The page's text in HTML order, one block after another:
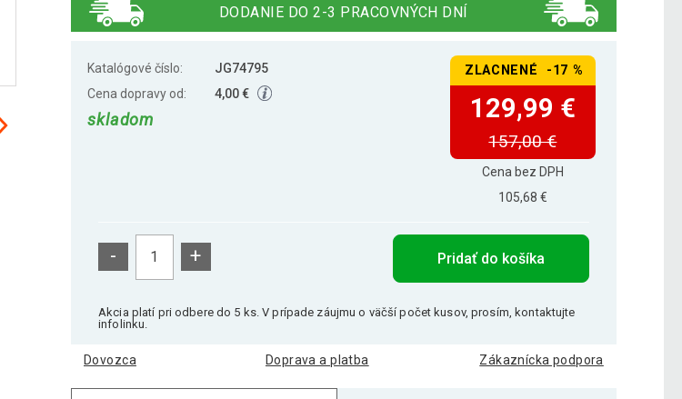
Elektrický zásobník na horúcu vodu 50 l, biely 177,29 €
Elektrický zásobník na horúcu vodu 80 l, biely 219,49 €
DODANIE DO 2-3 PRACOVNÝCH DNÍ
Katalógové číslo:
JG74795
Cena dopravy od:
4,00 €
skladom
ZLACNENÉ -17 %
129,99 €
157,00 €
Cena bez DPH
105,68 €
- + Pridať do košíka
Akcia platí pri odbere do 5 ks. V prípade záujmu o väčší počet kusov, prosím, kontaktujte
infolinku.
Dovozca Doprava a platba Zákaznícka podpora